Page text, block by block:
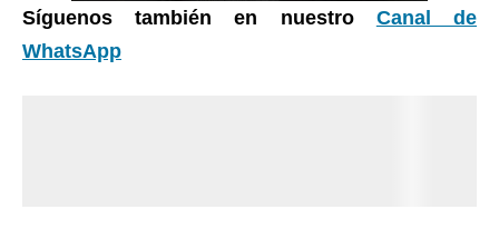
Síguenos también en nuestro Canal de
WhatsApp